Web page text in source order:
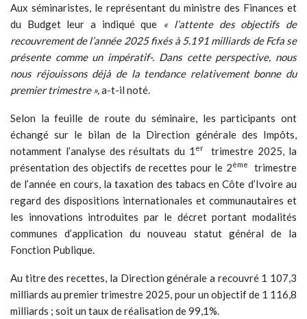
Aux séminaristes, le représentant du ministre des Finances et
du Budget leur a indiqué que « l’attente des objectifs de
recouvrement de l’année 2025 fixés à 5.191 milliards de Fcfa se
présente comme un impératif-. Dans cette perspective, nous
nous réjouissons déjà de la tendance relativement bonne du
premier trimestre »,a-t-il noté.
Selon la feuille de route du séminaire, les participants ont
échangé sur le bilan de la Direction générale des Impôts,
notamment l’analyse des résultats du 1 ertrimestre 2025, la
présentation des objectifs de recettes pour le 2ème
trimestre
de l’année en cours, la taxation des tabacs en Côte d’Ivoire au
regard des dispositions internationales et communautaires et
les innovations introduites par le décret portant modalités
communes d’application du nouveau statut général de la
Fonction Publique.
Au titre des recettes, la Direction générale a recouvré 1 107,3
milliards au premier trimestre 2025, pour un objectif de 1 116,8
milliards ; soit un taux de réalisation de 99,1%.